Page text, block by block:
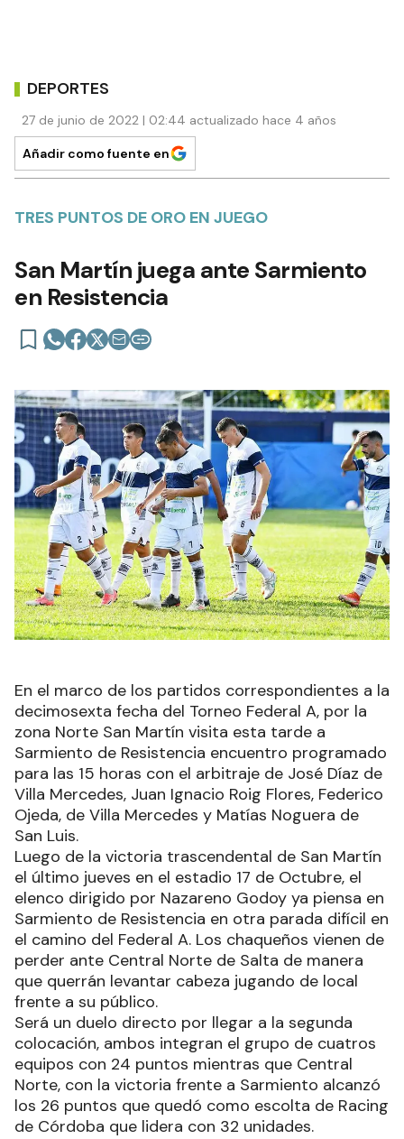
DEPORTES
27 de junio de 2022 | 02:44 actualizado hace 4 años
Añadir como fuente en
TRES PUNTOS DE ORO EN JUEGO
San Martín juega ante Sarmiento
en Resistencia
En el marco de los partidos correspondientes a la
decimosexta fecha del Torneo Federal A, por la
zona Norte San Martín visita esta tarde a
Sarmiento de Resistencia encuentro programado
para las 15 horas con el arbitraje de José Díaz de
Villa Mercedes, Juan Ignacio Roig Flores, Federico
Ojeda, de Villa Mercedes y Matías Noguera de
San Luis.
Luego de la victoria trascendental de San Martín
el último jueves en el estadio 17 de Octubre, el
elenco dirigido por Nazareno Godoy ya piensa en
Sarmiento de Resistencia en otra parada difícil en
el camino del Federal A. Los chaqueños vienen de
perder ante Central Norte de Salta de manera
que querrán levantar cabeza jugando de local
frente a su público.
Será un duelo directo por llegar a la segunda
colocación, ambos integran el grupo de cuatros
equipos con 24 puntos mientras que Central
Norte, con la victoria frente a Sarmiento alcanzó
los 26 puntos que quedó como escolta de Racing
de Córdoba que lidera con 32 unidades.